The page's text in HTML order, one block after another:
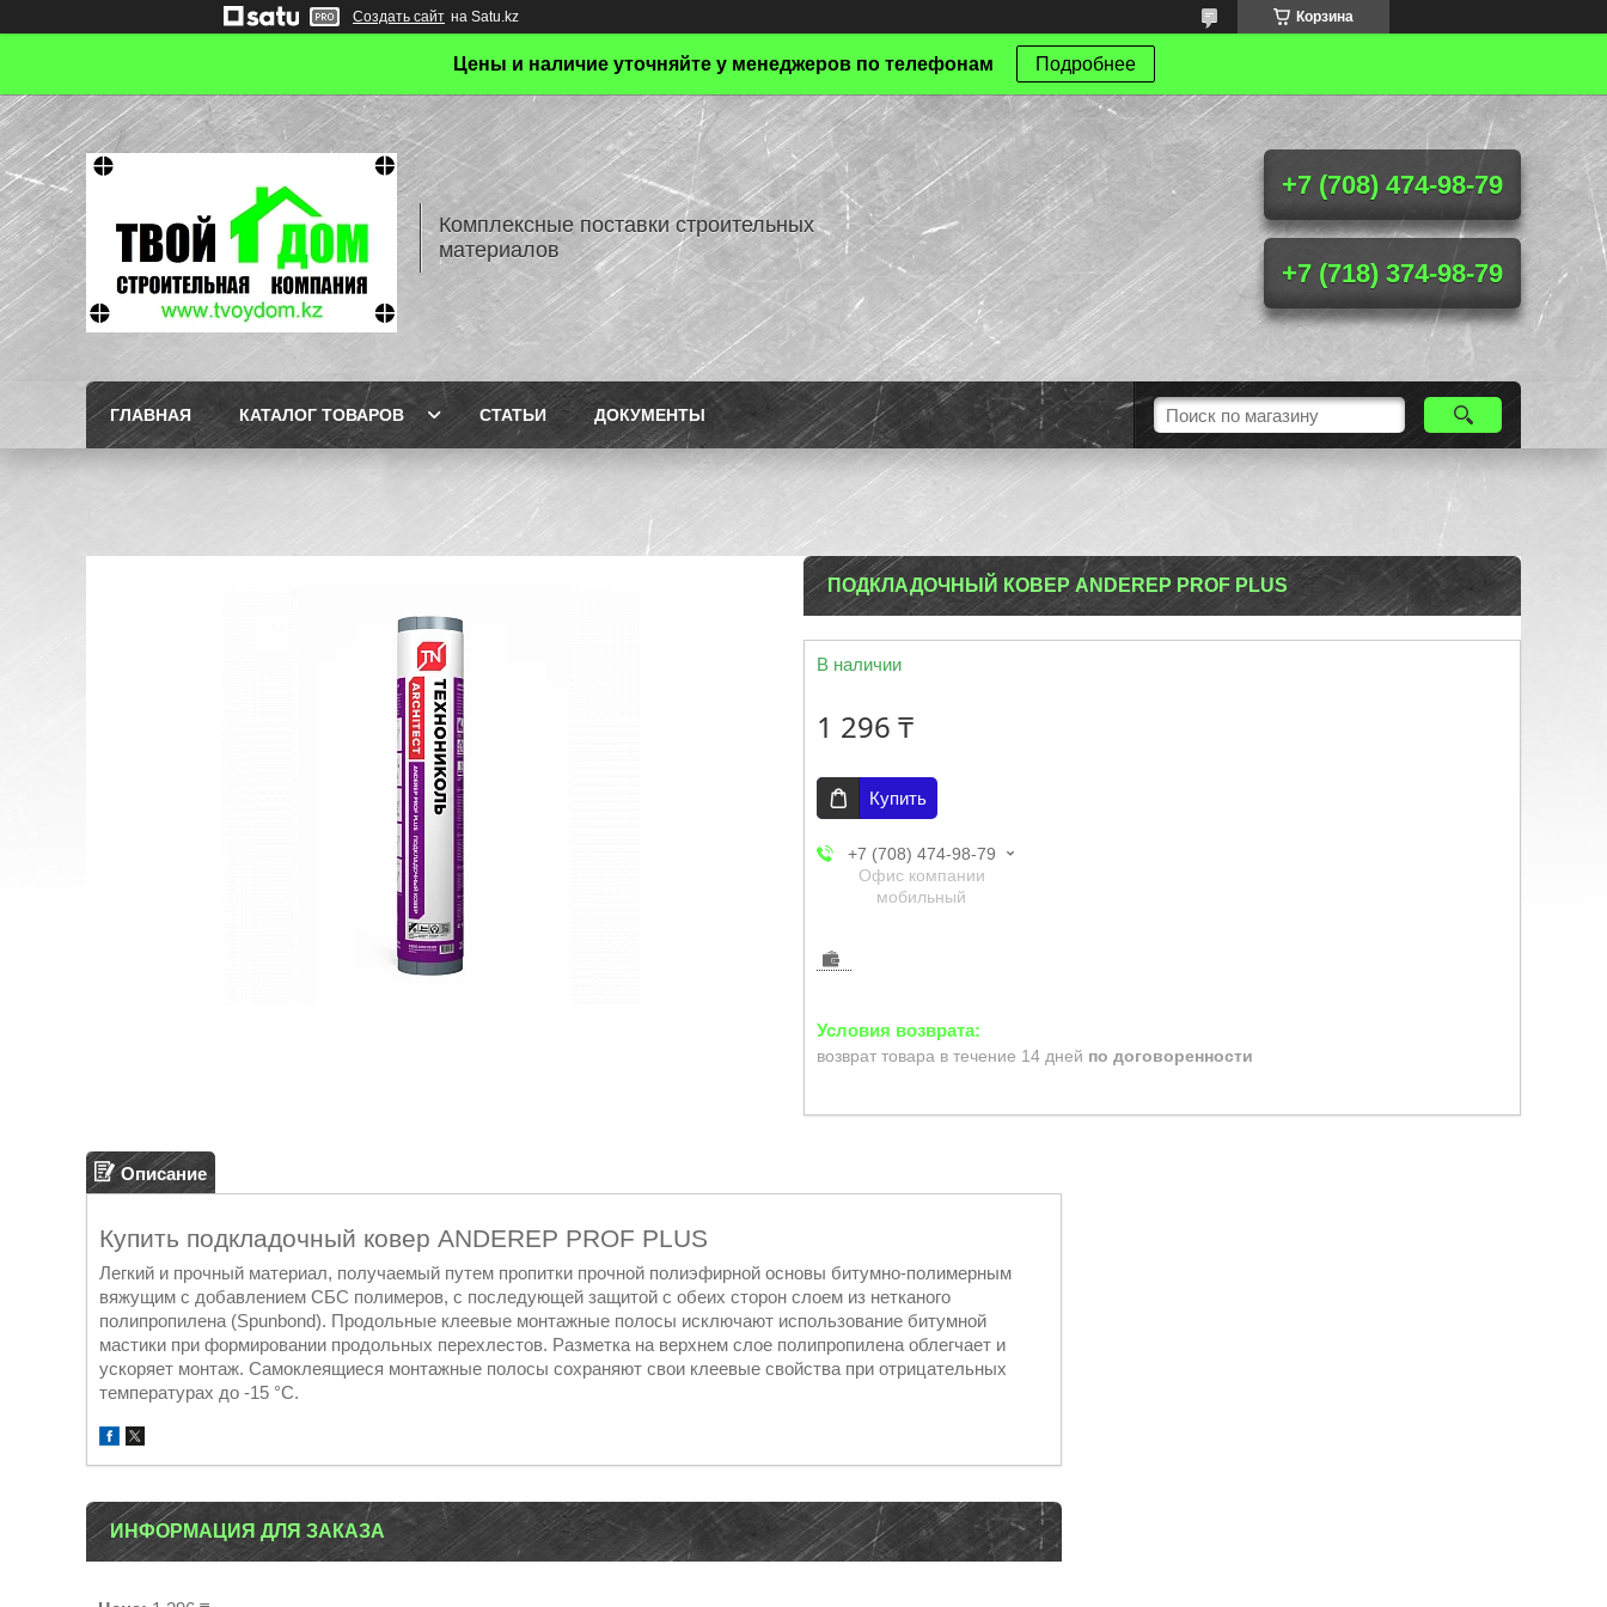
Создать сайт на Satu.kz Корзина
Цены и наличие уточняйте у менеджеров по телефонам Подробнее
Комплексные поставки строительных
материалов
+7 (708) 474-98-79
+7 (718) 374-98-79
ГЛАВНАЯ КАТАЛОГ ТОВАРОВ СТАТЬИ ДОКУМЕНТЫ
ПОДКЛАДОЧНЫЙ КОВЕР ANDEREP PROF PLUS
В наличии
1 296 ₸
Купить
+7 (708) 474-98-79
Офис компании
мобильный
возврат товара в течение 14 дней по договоренности
Описание
Купить подкладочный ковер ANDEREP PROF PLUS
Легкий и прочный материал, получаемый путем пропитки прочной полиэфирной основы битумно-полимерным
вяжущим с добавлением СБС полимеров, с последующей защитой с обеих сторон слоем из нетканого
полипропилена (Spunbond). Продольные клеевые монтажные полосы исключают использование битумной
мастики при формировании продольных перехлестов. Разметка на верхнем слое полипропилена облегчает и
ускоряет монтаж. Самоклеящиеся монтажные полосы сохраняют свои клеевые свойства при отрицательных
температурах до -15 °С.
ИНФОРМАЦИЯ ДЛЯ ЗАКАЗА